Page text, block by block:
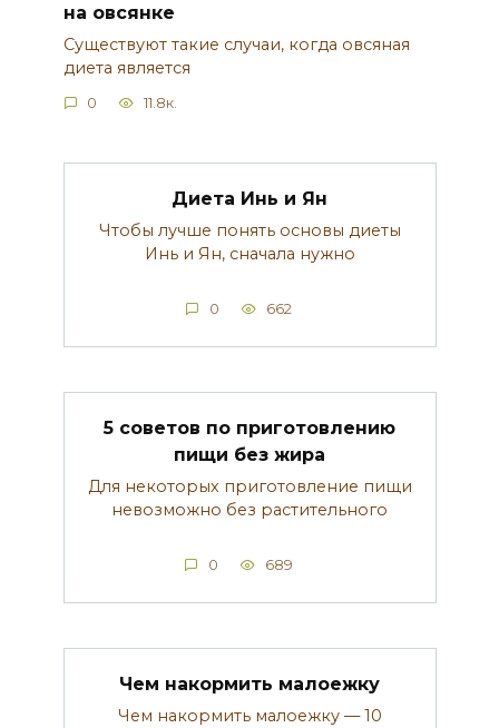
на овсянке
Существуют такие случаи, когда овсяная
диета является
0 11.8к.
Диета Инь и Ян
Чтобы лучше понять основы диеты
Инь и Ян, сначала нужно
0 662
5 советов по приготовлению
пищи без жира
Для некоторых приготовление пищи
невозможно без растительного
0 689
Чем накормить малоежку
Чем накормить малоежку — 10